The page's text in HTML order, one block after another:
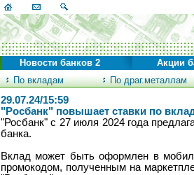
По вкладам По драг.металлам
Новости банков 2 Акции
29.07.24/15:59
"Росбанк" повышает ставки по
"Росбанк" с 27 июля 2024 года
банка.
Вклад может быть оформлен в
промокодом, полученным на